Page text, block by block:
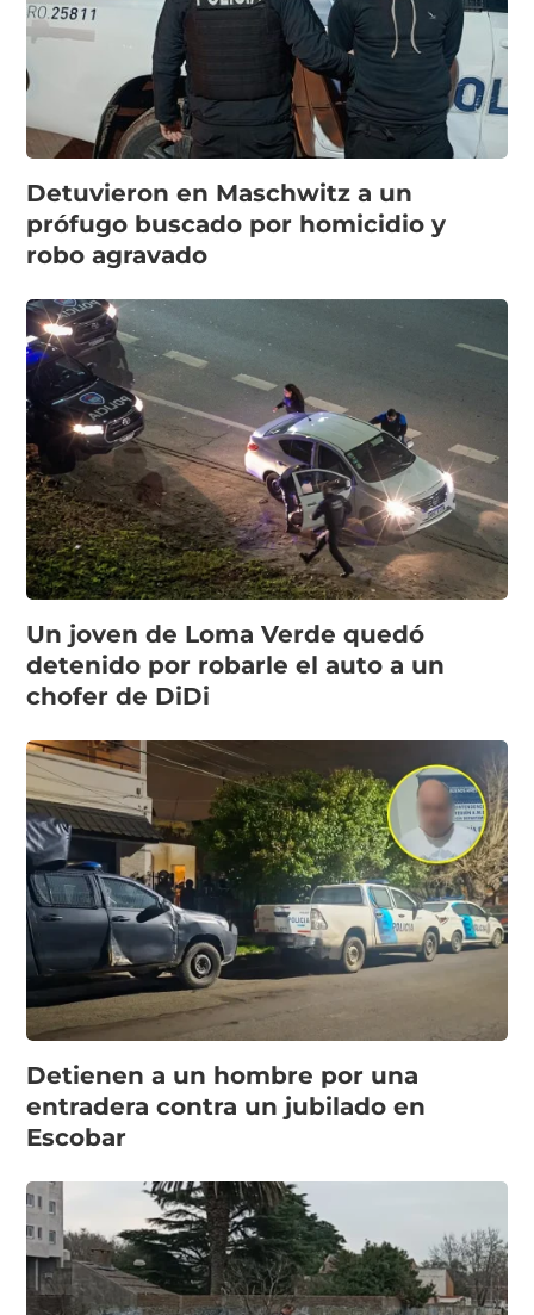
Detuvieron en Maschwitz a un
prófugo buscado por homicidio y
robo agravado
Un joven de Loma Verde quedó
detenido por robarle el auto a un
chofer de DiDi
Detienen a un hombre por una
entradera contra un jubilado en
Escobar